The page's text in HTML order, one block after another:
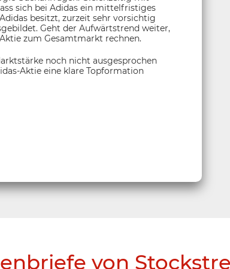
sich bei Adidas ein mittelfristiges
besitzt, zurzeit sehr vorsichtig
Geht der Aufwärtstrend weiter,
zum Gesamtmarkt rechnen.
noch nicht ausgesprochen
Aktie eine klare Topformation
von